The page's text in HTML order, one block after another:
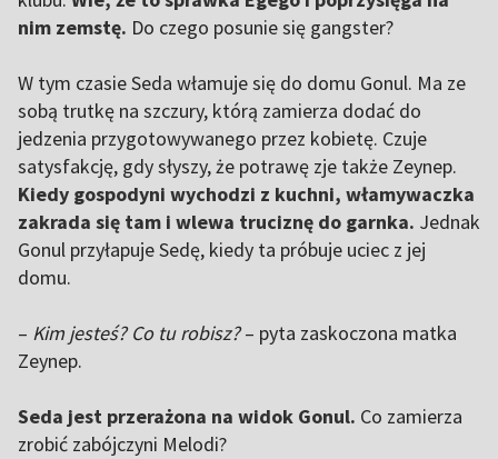
nim zemstę. Do czego posunie się gangster?
W tym czasie Seda włamuje się do domu Gonul. Ma ze
sobą trutkę na szczury, którą zamierza dodać do
jedzenia przygotowywanego przez kobietę. Czuje
satysfakcję, gdy słyszy, że potrawę zje także Zeynep.
Kiedy gospodyni wychodzi z kuchni, włamywaczka
zakrada się tam i wlewa truciznę do garnka. Jednak
Gonul przyłapuje Sedę, kiedy ta próbuje uciec z jej
domu.
– Kim jesteś? Co tu robisz?– pyta zaskoczona matka
Zeynep.
Seda jest przerażona na widok Gonul. Co zamierza
zrobić zabójczyni Melodi?